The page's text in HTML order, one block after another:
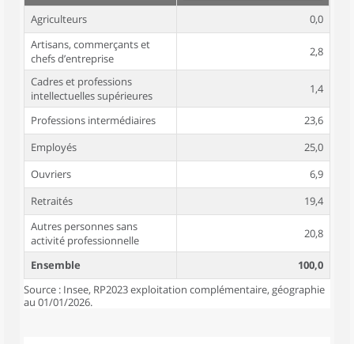
Agriculteurs
0,0
Artisans, commerçants et
chefs d’entreprise
2,8
Cadres et professions
intellectuelles supérieures
1,4
Professions intermédiaires
23,6
Employés
25,0
Ouvriers
6,9
Retraités
19,4
Autres personnes sans
activité professionnelle
20,8
Ensemble
100,0
Source : Insee, RP2023 exploitation complémentaire, géographie
au 01/01/2026.